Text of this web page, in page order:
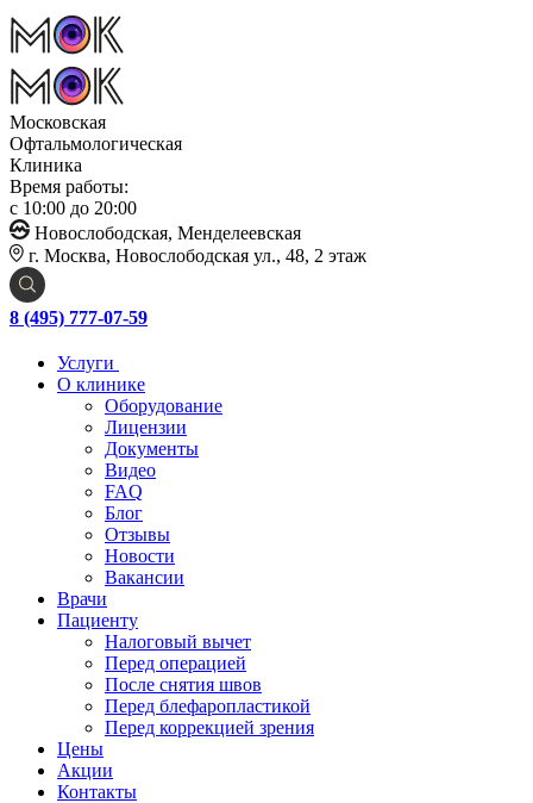
Московская
Офтальмологическая
Клиника
Время работы:
с 10:00 до 20:00
Новослободская, Менделеевская
г. Москва, Новослободская ул., 48, 2 этаж
8 (495) 777-07-59
Услуги
О клинике
Оборудование
Лицензии
Документы
Видео
FAQ
Блог
Отзывы
Новости
Вакансии
Врачи
Пациенту
Налоговый вычет
Перед операцией
После снятия швов
Перед блефаропластикой
Перед коррекцией зрения
Цены
Акции
Контакты